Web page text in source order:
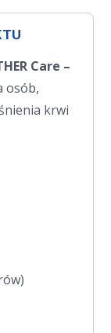
Care –
osób,
krwi